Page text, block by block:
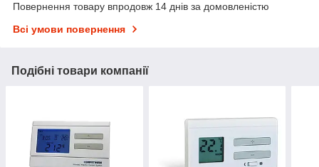
Повернення товару впродовж 14 днів за домовленістю
Всі умови повернення
Подібні товари компанії